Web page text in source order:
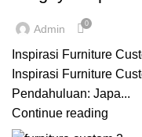
Admin 0
Inspirasi Furniture
Inspirasi Furniture
Pendahuluan: Japa...
Continue reading